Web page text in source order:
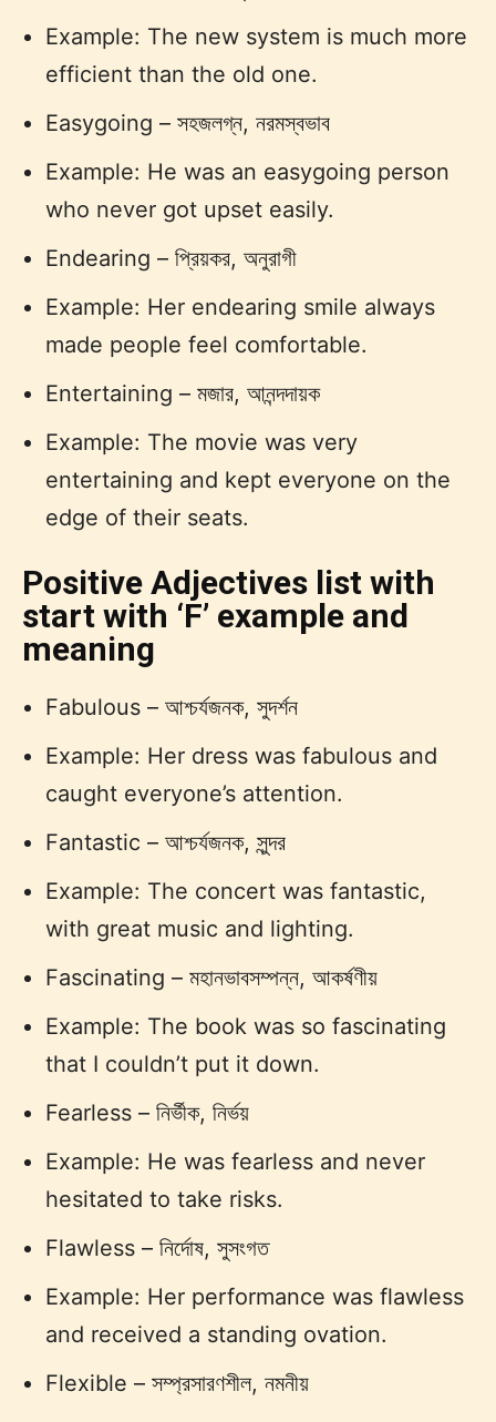
Example: The new system is much more
efficient than the old one.
Easygoing – সহজলগ্ন, নরমস্বভাব
Example: He was an easygoing person
who never got upset easily.
Endearing – প্রিয়কর, অনুরাগী
Example: Her endearing smile always
made people feel comfortable.
Entertaining – মজার, আনন্দদায়ক
Example: The movie was very
entertaining and kept everyone on the
edge of their seats.
Positive Adjectives list with
start with ‘F’ example and
meaning
Fabulous – আশ্চর্যজনক, সুদর্শন
Example: Her dress was fabulous and
caught everyone’s attention.
Fantastic – আশ্চর্যজনক, সুন্দর
Example: The concert was fantastic,
with great music and lighting.
Fascinating – মহানভাবসম্পন্ন, আকর্ষণীয়
Example: The book was so fascinating
that I couldn’t put it down.
Fearless – নির্ভীক, নির্ভয়
Example: He was fearless and never
hesitated to take risks.
Flawless – নির্দোষ, সুসংগত
Example: Her performance was flawless
and received a standing ovation.
Flexible – সম্প্রসারণশীল, নমনীয়